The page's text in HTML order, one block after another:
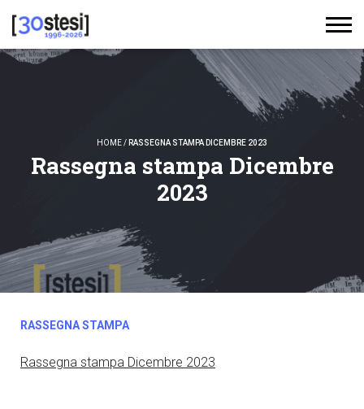
HOME/ RASSEGNA STAMPA DICEMBRE 2023
Rassegna stampa Dicembre
2023
RASSEGNA STAMPA
Rassegna stampa Dicembre 2023